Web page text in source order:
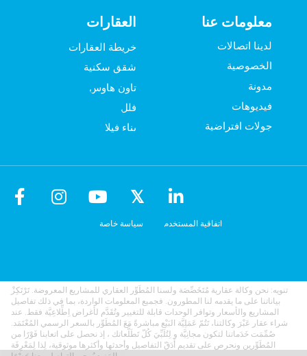
العقارات
خريطة العقارات
شقق سكنية
تاون هاوس
فلل
بناء فيلا
معلومات عنا
لدينا اتصالات
الخصوصية
مدونة
فيديوهات
جولات افتراضية
سياسة خاصة اتفاقية المستخدم
تنويه: نحن وكالة عقارية مُتَخَصِّصَة ولسنا المُطَوِّر العقاري للمشاريع المعروضة. تَرْتَكِزْ
بياناتنا على ما يقدمه لنا المطورون. فجميع المعلومات الواردة، بما في ذلك تفاصيل
المشاريع والأسعار وتوافر الوحدات قابلة للتغيير وتُقَدَّم لأغراض اِطِّلاعِيَّة فقط. عند
شراء عقار عَبْرَ وكالتنا، تَتُمّ عَمَلِيَّة البَيْع مباشرةً مَعَ المُطَوِّر بالسعر الرسمي المُعْتَمَد.
صُمِّمَت خَدَماتنا لتكون مجانِيَّة و لِتُلَبِّيَ كُلّ تَطَلُّعاتك ، إذ نحصل على اتعابنا فَوْرًا من
المُطَوِّرين ونحرص على تقديم أَدَقّ التفاصيل وأحدثها وأكثرها موثوقية، لِذا لِمَعْرِفَة